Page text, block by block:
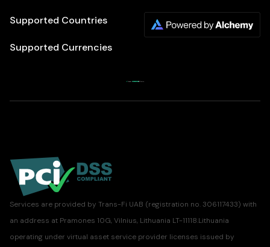
Supported Countries
Supported Currencies
Services are provided by Trans-Fi UAB (registration no. 306117433) with
an address at Pramones 10G, Vilnius, Lithuania LT-11118.Lithuania
operating under virtual asset service provider licenses issued by